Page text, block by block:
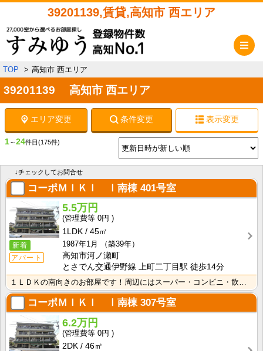
39201139,賃貸,高知市 西エリア
TOP 高知市 西エリア
39201139 高知市 西エリア
エリア変更 条件変更 表示変更
1～24件目 (175件)
↓チェックしてお問合せ
コーポＭＩＫＩ Ⅰ南棟 401号室
新着
アパート
5.5万円
0円
1LDK
45㎡
1987年1月
（築39年）
高知市河ノ瀬町
とさでん交通伊野線 上町二丁目駅 徒歩14分
１ＬＤＫの南向きのお部屋です！周辺にはスーパー・コンビニ・飲食店などがあり便利な立地です！
コーポＭＩＫＩ Ⅰ南棟307号室
6.2万円
0円
2DK
46㎡